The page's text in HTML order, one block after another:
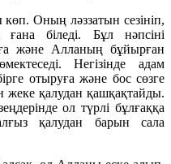
Оның ләззатын сезініп,
біледі. Бұл нәпсіні
және Алланың бұйырған
Негізінде адам
отыруға және бос сөзге
жеке қалудан қашқақтайды.
ол түрлі бұлғаққа
қалудан барын сала